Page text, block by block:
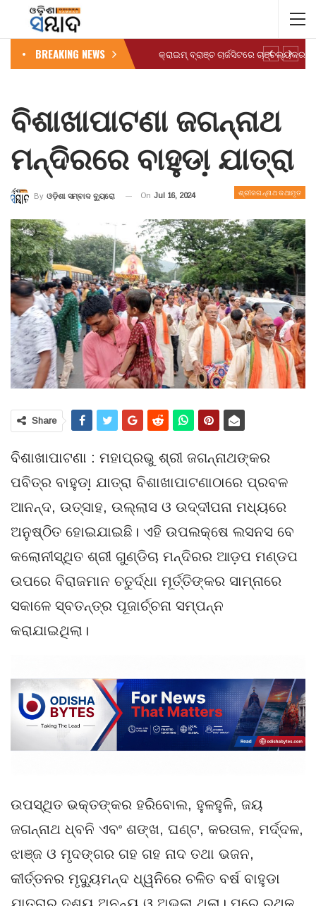
BREAKING NEWS
ବିଶାଖାପାଟଣା ଜଗନ୍ନାଥ
ମନ୍ଦିରରେ ବାହୁଡା଼ ଯାତ୍ରା
ଶ୍ରୀଜଗନ୍ନାଥ କଥାମୃତ
By ଓଡ଼ିଶା ସମ୍ବାଦ ବ୍ୟୁରୋ On Jul 16, 2024
Share
ବିଶାଖାପାଟଣା : ମହାପ୍ରଭୁ ଶ୍ରୀ ଜଗନ୍ନାଥଙ୍କର
ପବିତ୍ର ବାହୁଡା଼ ଯାତ୍ରା ବିଶାଖାପାଟଣାଠାରେ ପ୍ରବଳ
ଆନନ୍ଦ, ଉତ୍ସାହ, ଉଲ୍ଲାସ ଓ ଉଦ୍ଦୀପନା ମଧ୍ୟରେ
ଅନୁଷ୍ଠିତ ହୋଇଯାଇଛି। ଏହି ଉପଲକ୍ଷେ ଲସନସ ବେ
କଲୋନୀସ୍ଥିତ ଶ୍ରୀ ଗୁଣ୍ଡିଚା ମନ୍ଦିରର ଆଡ଼ପ ମଣ୍ଡପ
ଉପରେ ବିରାଜମାନ ଚତୁର୍ଦ୍ଧା ମୂର୍ତ୍ତିଙ୍କର ସାମ୍ନାରେ
ସକାଳେ ସ୍ବତନ୍ତ୍ର ପୂଜାର୍ଚ୍ଚନା ସମ୍ପନ୍ନ
କରାଯାଇଥିଲା।
ଉପସ୍ଥିତ ଭକ୍ତଙ୍କର ହରିବୋଲ, ହୁଳହୁଳି, ଜୟ
ଜଗନ୍ନାଥ ଧ୍ବନି ଏବଂ ଶଙ୍ଖ, ଘଣ୍ଟ, କରତାଳ, ମର୍ଦ୍ଦଳ,
ଝାଞ୍ଜ ଓ ମୃଦଙ୍ଗର ଗହ ଗହ ନାଦ ତଥା ଭଜନ,
କୀର୍ତ୍ତନର ମୃଦ୍ୟୁମନ୍ଦ ଧ୍ୱନିରେ ଚଳିତ ବର୍ଷ ବାହୁଡା